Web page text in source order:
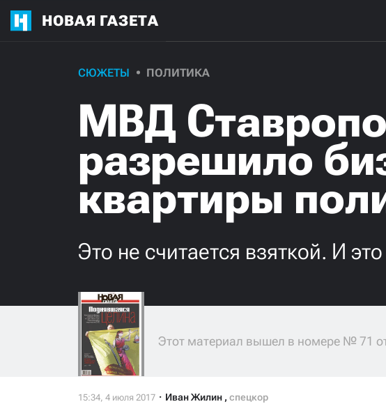
НОВАЯ ГАЗЕТА
СЮЖЕТЫ ПОЛИТИКА
МВД
разрешило
квартиры
Это не считается взяткой. И
Этот материал вышел в номере № 71
Иван Жилин , спецкор